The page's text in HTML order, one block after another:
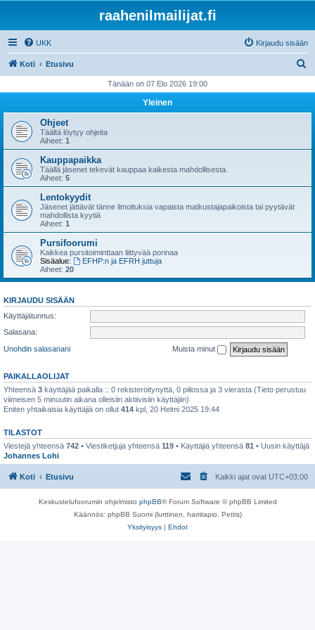
raahenilmailijat.fi
UKK Kirjaudu sisään
Koti Etusivu
i
Tänään on 07 Elo 2026 19:00
Yleinen
Ohjeet
Täältä löytyy ohjeita
Aiheet: 1
Kauppapaikka
Täällä jäsenet tekevät kauppaa kaikesta mahdollisesta.
Aiheet: 5
Lentokyydit
Jäsenet jättävät tänne ilmoituksia vapaista matkustajapaikoista tai pyytävät
mahdollista kyytiä
Aiheet: 1
Pursifoorumi
Kaikkea pursitoiminttaan liittyvää porinaa
Sisäalue:
EFHP:n ja EFRH juttuja
Aiheet: 20
KIRJAUDU SISÄÄN
Käyttäjätunnus:
Salasana:
Unohdin salasanani
Muista minut
PAIKALLAOLIJAT
Yhteensä 3 käyttäjää paikalla :: 0 rekisteröitynyttä, 0 piilossa ja 3 vierasta (Tieto perustuu
viimeisen 5 minuutin aikana olleisiin aktiivisiin käyttäjiin)
Eniten yhtaikaisia käyttäjiä on ollut 414 kpl, 20 Helmi 2025 19:44
TILASTOT
Viestejä yhteensä 742 • Viestiketjuja yhteensä 119 • Käyttäjiä yhteensä 81 • Uusin käyttäjä
Johannes Lohi
Koti Etusivu Kaikki ajat ovat UTC+03:00
Keskustelufoorumin ohjelmisto phpBB® Forum Software © phpBB Limited
Käännös: phpBB Suomi (lurttinen, harritapio, Pettis)
Yksityisyys | Ehdot